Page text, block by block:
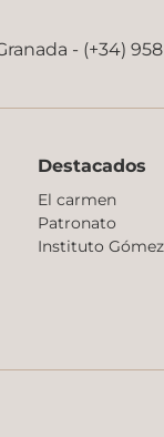
- (+34)
Destacados
El carmen
Patronato
Instituto